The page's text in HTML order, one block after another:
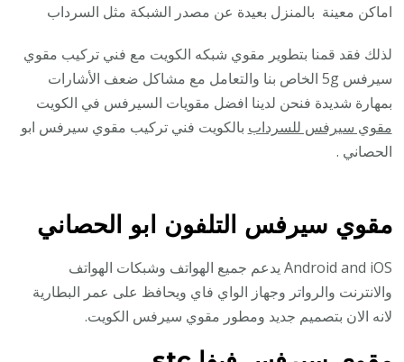
اماكن معينة بالمنزل بعيدة عن مصدر الشبكة مثل السرداب
لذلك فقد قمنا بتطوير مقوي شبكه الكويت مع فني تركيب مقوي
سيرفس 5g الخاص بنا والتعامل مع مشاكل ضعف الأشارات
بمهارة شديدة فنحن لدينا افضل مقويات السيرفس في الكويت
مقوي سيرفس للسرداب بالكويت فني تركيب مقوي سيرفس ابو
الحصاني .
مقوي سيرفس التلفون ابو الحصاني
Android and iOS يدعم جميع الهواتف وشبكات الهواتف
والانترنت والرواتر وجهاز الواي فاي ويحافظ على عمر البطارية
لانه الان بتصميم جديد ومطور مقوي سيرفس الكويت.